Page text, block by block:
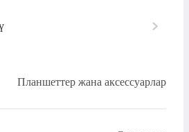
Планшеттер жана аксессуарлар